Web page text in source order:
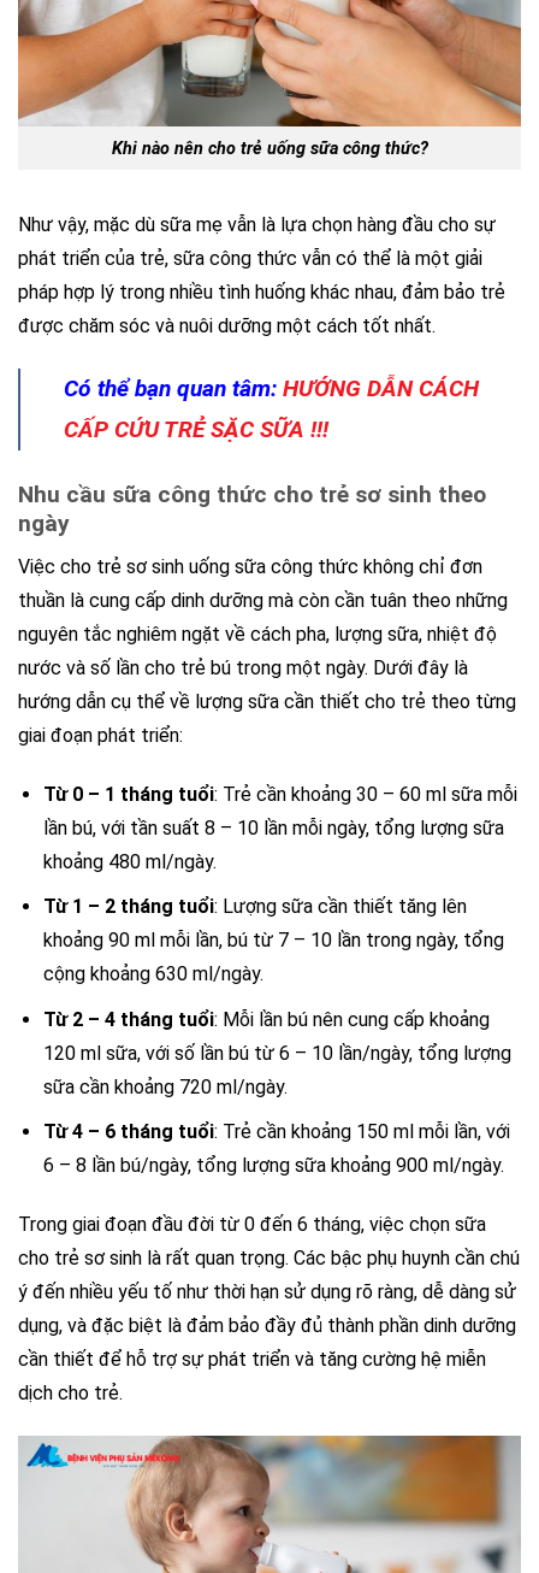
Khi nào nên cho trẻ uống sữa công thức?
Như vậy, mặc dù sữa mẹ vẫn là lựa chọn hàng đầu cho sự
phát triển của trẻ, sữa công thức vẫn có thể là một giải
pháp hợp lý trong nhiều tình huống khác nhau, đảm bảo trẻ
được chăm sóc và nuôi dưỡng một cách tốt nhất.
Có thể bạn quan tâm: HƯỚNG DẪN CÁCH
CẤP CỨU TRẺ SẶC SỮA !!!
Nhu cầu sữa công thức cho trẻ sơ sinh theo
ngày
Việc cho trẻ sơ sinh uống sữa công thức không chỉ đơn
thuần là cung cấp dinh dưỡng mà còn cần tuân theo những
nguyên tắc nghiêm ngặt về cách pha, lượng sữa, nhiệt độ
nước và số lần cho trẻ bú trong một ngày. Dưới đây là
hướng dẫn cụ thể về lượng sữa cần thiết cho trẻ theo từng
giai đoạn phát triển:
Từ 0 – 1 tháng tuổi: Trẻ cần khoảng 30 – 60 ml sữa mỗi
lần bú, với tần suất 8 – 10 lần mỗi ngày, tổng lượng sữa
khoảng 480 ml/ngày.
Từ 1 – 2 tháng tuổi: Lượng sữa cần thiết tăng lên
khoảng 90 ml mỗi lần, bú từ 7 – 10 lần trong ngày, tổng
cộng khoảng 630 ml/ngày.
Từ 2 – 4 tháng tuổi: Mỗi lần bú nên cung cấp khoảng
120 ml sữa, với số lần bú từ 6 – 10 lần/ngày, tổng lượng
sữa cần khoảng 720 ml/ngày.
Từ 4 – 6 tháng tuổi: Trẻ cần khoảng 150 ml mỗi lần, với
6 – 8 lần bú/ngày, tổng lượng sữa khoảng 900 ml/ngày.
Trong giai đoạn đầu đời từ 0 đến 6 tháng, việc chọn sữa
cho trẻ sơ sinh là rất quan trọng. Các bậc phụ huynh cần chú
ý đến nhiều yếu tố như thời hạn sử dụng rõ ràng, dễ dàng sử
dụng, và đặc biệt là đảm bảo đầy đủ thành phần dinh dưỡng
cần thiết để hỗ trợ sự phát triển và tăng cường hệ miễn
dịch cho trẻ.